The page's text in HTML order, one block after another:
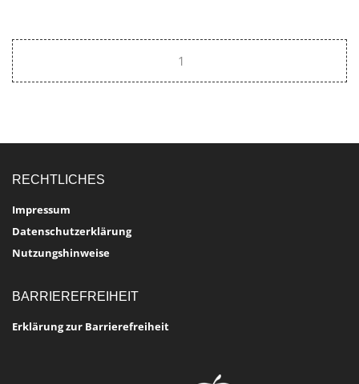
1
RECHTLICHES
Impressum
Datenschutzerklärung
Nutzungshinweise
BARRIEREFREIHEIT
Erklärung zur Barrierefreiheit